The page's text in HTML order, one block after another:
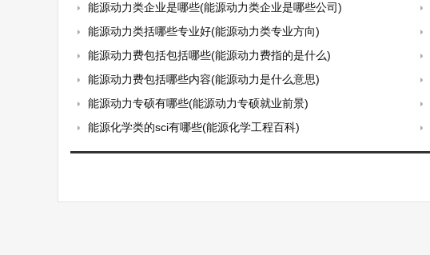
能源动力类企业是哪些(能源动力类企业是哪些公司)
能源动力类括哪些专业好(能源动力类专业方向)
能源动力费包括包括哪些(能源动力费指的是什么)
能源动力费包括哪些内容(能源动力是什么意思)
能源动力专硕有哪些(能源动力专硕就业前景)
能源化学类的sci有哪些(能源化学工程百科)